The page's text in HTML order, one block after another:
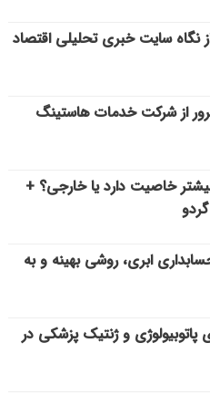
نگاه سایت خبری تحلیلی اقتصاد
از شرکت خدمات هاستینگ
خاصیت دارد یا خارجی؟ +
ابری، روشی بهینه و به
و ژنتیک پزشکی در